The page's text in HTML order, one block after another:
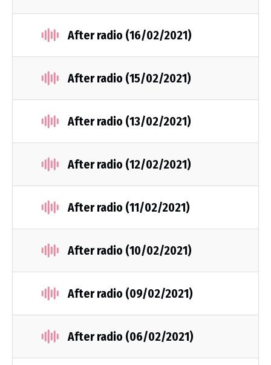
After radio (16/02/2021)
After radio (15/02/2021)
After radio (13/02/2021)
After radio (12/02/2021)
After radio (11/02/2021)
After radio (10/02/2021)
After radio (09/02/2021)
After radio (06/02/2021)